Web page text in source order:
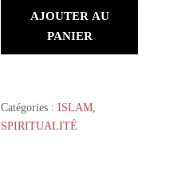
AJOUTER AU
PANIER
Catégories :ISLAM,
SPIRITUALITÉ